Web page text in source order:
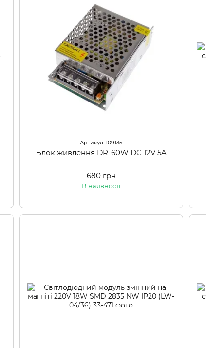
Артикул: 109135
Блок живлення DR-60W DC 12V 5A
680 грн
В наявності